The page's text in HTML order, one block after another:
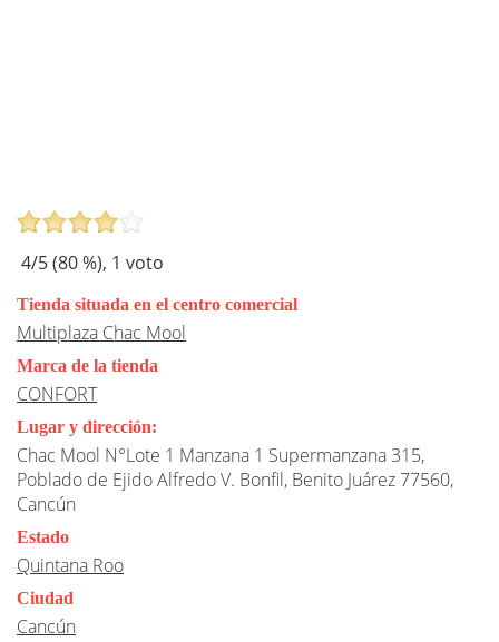
4/5 (80%), 1 voto
Tienda situada en el centro comercial
Multiplaza Chac Mool
Marca de la tienda
CONFORT
Lugar y dirección:
Chac Mool N°Lote 1 Manzana 1 Supermanzana 315,
Poblado de Ejido Alfredo V. Bonfil, Benito Juárez 77560,
Cancún
Estado
Quintana Roo
Ciudad
Cancún